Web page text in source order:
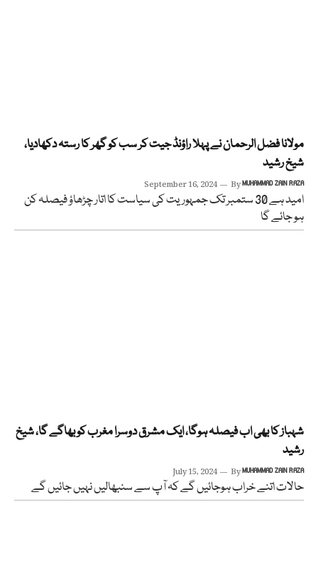
مولانا فضل الرحمان نے پہلا راؤنڈ جیت کر سب کو گھر کا رستہ دکھادیا،
شیخ رشید
September 16, 2024 ByMUHAMMAD ZAIN RAZA
امید ہے 30 ستمبر تک جمہوریت کی سیاست کا اتار چڑھاؤ فیصلہ کن
ہو جائے گا
شہباز کا بھی اب فیصلہ ہوگا، ایک مشرق دوسرا مغرب کو بھاگے گا، شیخ
رشید
July 15, 2024 ByMUHAMMAD ZAIN RAZA
حالات اتنے خراب ہوجائیں گے کہ آپ سے سنبھالیں نہیں جائیں گے